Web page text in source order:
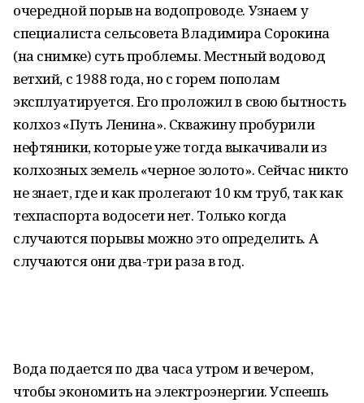
очередной порыв на водопроводе. Узнаем у
специалиста сельсовета Владимира Сорокина
(на снимке) суть проблемы. Местный водовод
ветхий, с 1988 года, но с горем пополам
эксплуатируется. Его проложил в свою бытность
колхоз «Путь Ленина». Скважину пробурили
нефтяники, которые уже тогда выкачивали из
колхозных земель «черное золото». Сейчас никто
не знает, где и как пролегают 10 км труб, так как
техпаспорта водосети нет. Только когда
случаются порывы можно это определить. А
случаются они два-три раза в год.
Вода подается по два часа утром и вечером,
чтобы экономить на электроэнергии. Успеешь